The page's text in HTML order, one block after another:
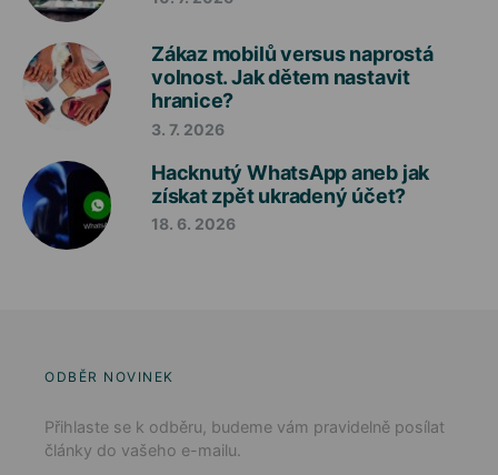
Zákaz mobilů versus naprostá
volnost. Jak dětem nastavit
hranice?
3. 7. 2026
Hacknutý WhatsApp aneb jak
získat zpět ukradený účet?
18. 6. 2026
ODBĚR NOVINEK
Přihlaste se k odběru, budeme vám pravidelně posílat
články do vašeho e-mailu.